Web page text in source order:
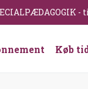
Køb